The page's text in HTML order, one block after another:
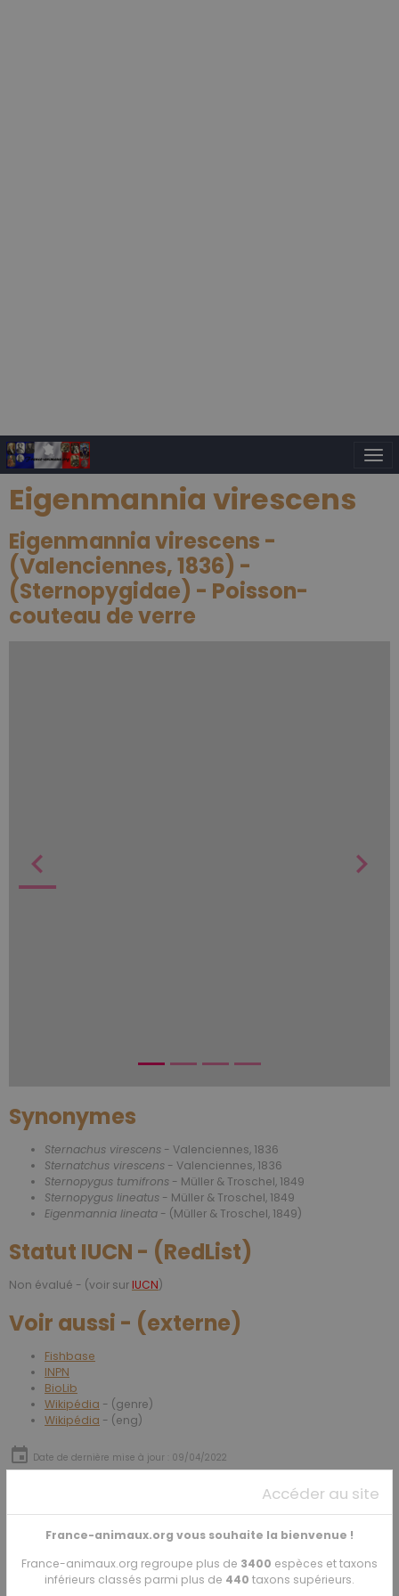
Eigenmannia virescens
Eigenmannia virescens -
(Valenciennes, 1836) -
(Sternopygidae) - Poisson-
couteau de verre
Synonymes
Sternachus virescens - Valenciennes, 1836
Sternatchus virescens - Valenciennes, 1836
Sternopygus tumifrons - Müller & Troschel, 1849
Sternopygus lineatus - Müller & Troschel, 1849
Eigenmannia lineata - (Müller & Troschel, 1849)
Statut IUCN - (RedList)
Non évalué - (voir sur IUCN)
Voir aussi - (externe)
Fishbase
INPN
BioLib
Wikipédia - (genre)
Wikipédia - (eng)
Date de dernière mise à jour : 09/04/2022
★★★★★
Accéder au site
France-animaux.org vous souhaite la bienvenue !
France-animaux.org regroupe plus de 3400 espèces et taxons
inférieurs classés parmi plus de 440 taxons supérieurs.